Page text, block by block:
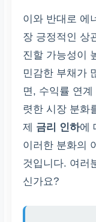
이와 반대로 에
장 긍정적인 상
진할 가능성이
민감한 부채가
면, 수익률 연
렷한 시장 분화
제 금리 인하에
이러한 분화의
것입니다. 여러
신가요?